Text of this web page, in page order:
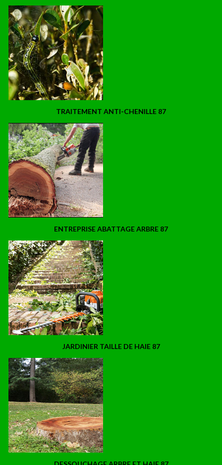
TRAITEMENT ANTI-CHENILLE 87
ENTREPRISE ABATTAGE ARBRE 87
JARDINIER TAILLE DE HAIE 87